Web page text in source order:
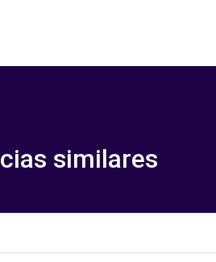
similares